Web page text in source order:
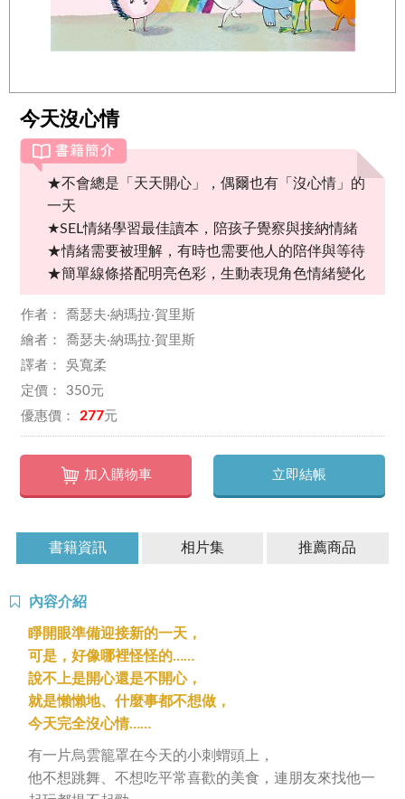
今天沒心情
★不會總是「天天開心」，偶爾也有「沒心情」的
一天
★SEL情緒學習最佳讀本，陪孩子覺察與接納情緒
★情緒需要被理解，有時也需要他人的陪伴與等待
★簡單線條搭配明亮色彩，生動表現角色情緒變化
喬瑟夫‧納瑪拉‧賀里斯
喬瑟夫‧納瑪拉‧賀里斯
吳寬柔
350
277
加入購物車 立即結帳
書籍資訊 相片集 推薦商品
內容介紹
睜開眼準備迎接新的一天，
可是，好像哪裡怪怪的……
說不上是開心還是不開心，
就是懶懶地、什麼事都不想做，
今天完全沒心情……
有一片烏雲籠罩在今天的小刺蝟頭上，
他不想跳舞、不想吃平常喜歡的美食，連朋友來找他一